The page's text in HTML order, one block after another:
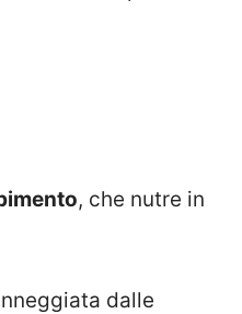
, che nutre in
dalle